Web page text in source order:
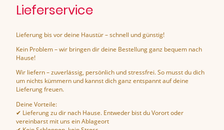
Lieferservice
Lieferung bis vor deine Haustür – schnell und günstig!
Kein Problem – wir bringen dir deine Bestellung ganz bequem nach
Hause!
Wir liefern – zuverlässig, persönlich und stressfrei. So musst du dich
um nichts kümmern und kannst dich ganz entspannt auf deine
Lieferung freuen.
Deine Vorteile:
✔ Lieferung zu dir nach Hause. Entweder bist du Vorort oder
vereinbarst mit uns ein Ablageort